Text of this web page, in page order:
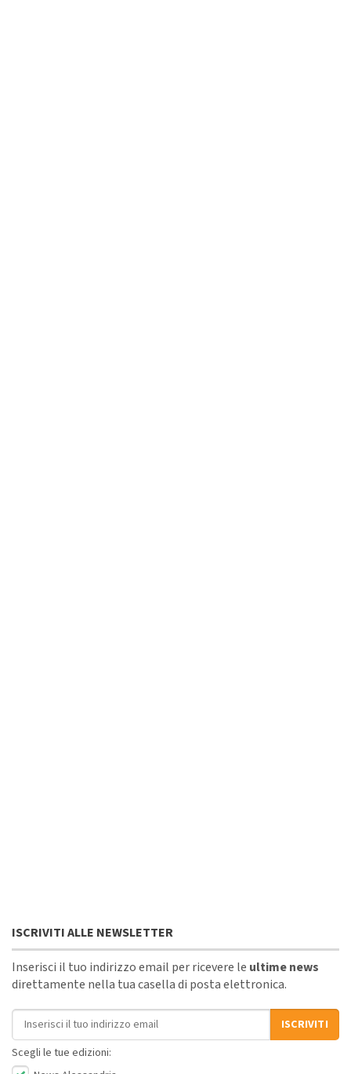
ISCRIVITI ALLE NEWSLETTER
Inserisci il tuo indirizzo email per ricevere le ultime news
direttamente nella tua casella di posta elettronica.
Indirizzo email
ISCRIVITI
Scegli le tue edizioni: